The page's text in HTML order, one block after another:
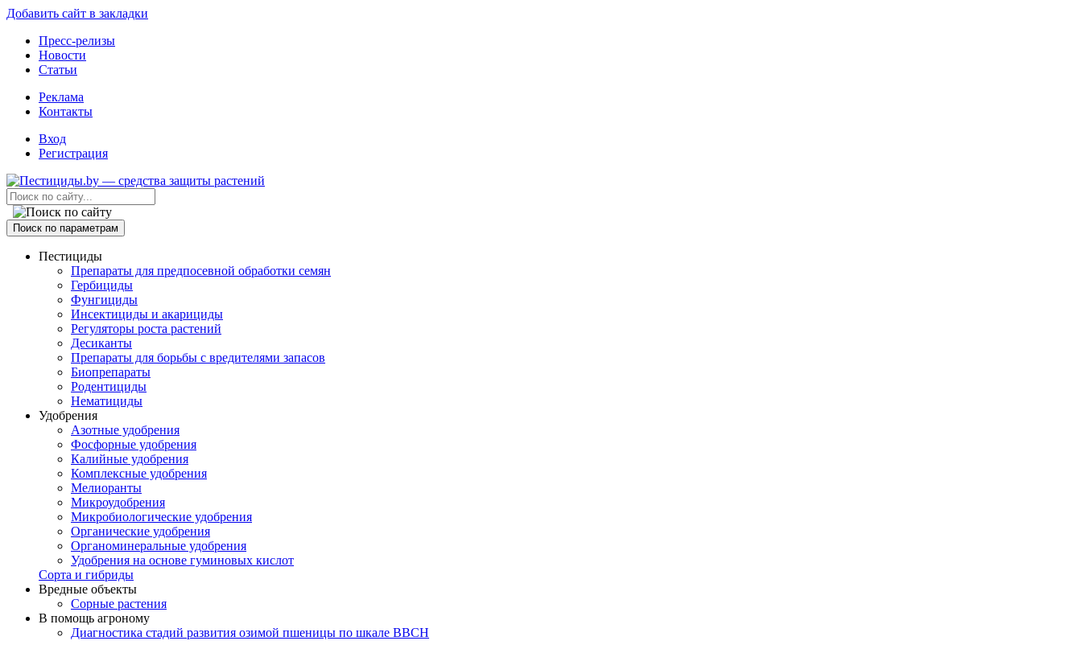
Добавить сайт в закладки
Пресс-релизы
Новости
Статьи
Реклама
Контакты
Вход
Регистрация
Поиск по параметрам
Пестициды
Препараты для предпосевной обработки семян
Гербициды
Фунгициды
Инсектициды и акарициды
Регуляторы роста растений
Десиканты
Препараты для борьбы с вредителями запасов
Биопрепараты
Родентициды
Нематициды
Удобрения
Азотные удобрения
Фосфорные удобрения
Калийные удобрения
Комплексные удобрения
Мелиоранты
Микроудобрения
Микробиологические удобрения
Органические удобрения
Органоминеральные удобрения
Удобрения на основе гуминовых кислот
Сорта и гибриды
Вредные объекты
Сорные растения
В помощь агроному
Диагностика стадий развития озимой пшеницы по шкале ВВСН